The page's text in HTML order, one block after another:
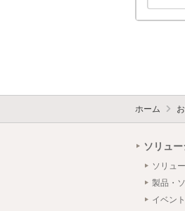
ホーム
ソリュ
ソリュ
製品・
イベン